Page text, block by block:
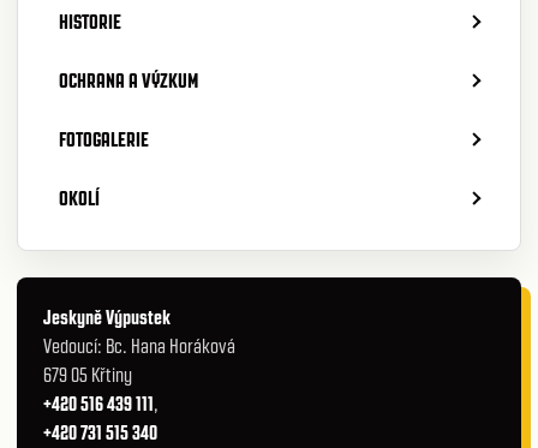
HISTORIE
OCHRANA A VÝZKUM
FOTOGALERIE
OKOLÍ
Jeskyně Výpustek
Vedoucí: Bc. Hana Horáková
679 05 Křtiny
+420 516 439 111,
+420 731 515 340